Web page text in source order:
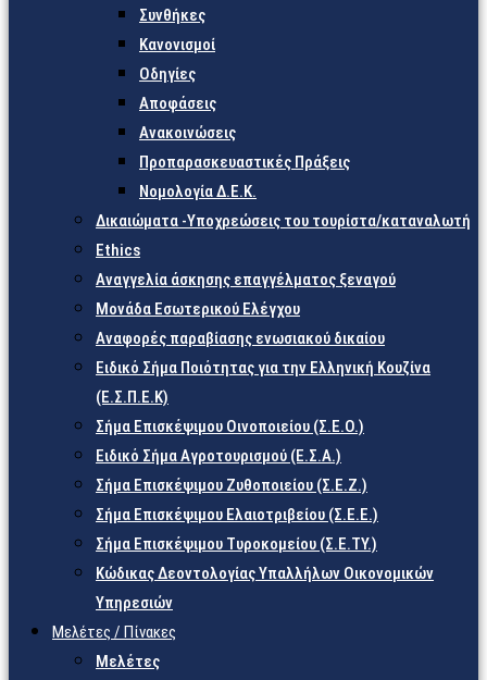
Συνθήκες
Κανονισμοί
Οδηγίες
Αποφάσεις
Ανακοινώσεις
Προπαρασκευαστικές Πράξεις
Νομολογία Δ.Ε.Κ.
Δικαιώματα -Υποχρεώσεις του τουρίστα/καταναλωτή
Ethics
Αναγγελία άσκησης επαγγέλματος ξεναγού
Μονάδα Εσωτερικού Ελέγχου
Αναφορές παραβίασης ενωσιακού δικαίου
Ειδικό Σήμα Ποιότητας για την Ελληνική Κουζίνα
(Ε.Σ.Π.Ε.Κ)
Σήμα Επισκέψιμου Οινοποιείου (Σ.Ε.Ο.)
Ειδικό Σήμα Αγροτουρισμού (Ε.Σ.Α.)
Σήμα Επισκέψιμου Ζυθοποιείου (Σ.Ε.Ζ.)
Σήμα Επισκέψιμου Ελαιοτριβείου (Σ.Ε.Ε.)
Σήμα Επισκέψιμου Τυροκομείου (Σ.Ε.TY.)
Κώδικας Δεοντολογίας Υπαλλήλων Οικονομικών
Υπηρεσιών
Μελέτες / Πίνακες
Μελέτες